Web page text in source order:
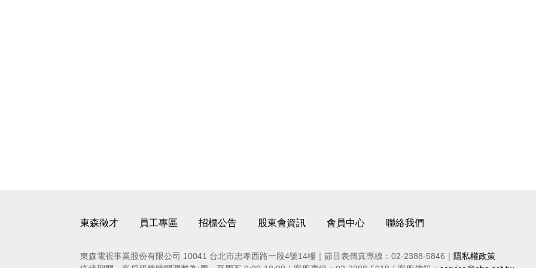
東森徵才 員工專區 招標公告 股東會資訊 會員中心 聯絡我們
東森電視事業股份有限公司 10041 台北市忠孝西路一段4號14樓｜節目表傳真專線：02-2388-5846｜ 隱私權政策